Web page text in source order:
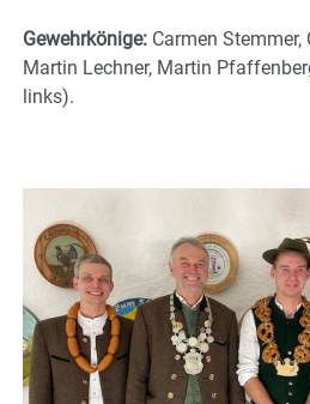
Gewehrkönige: Carmen Stemmer,
Martin Lechner, Martin
links).